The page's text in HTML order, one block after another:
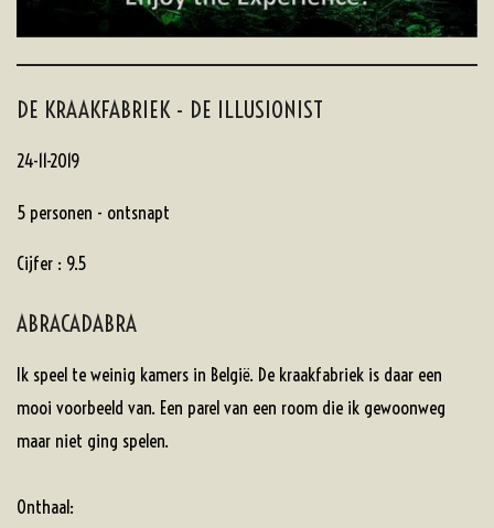
DE KRAAKFABRIEK - DE ILLUSIONIST
24-11-2019
5 personen - ontsnapt
Cijfer : 9.5
ABRACADABRA
Ik speel te weinig kamers in België. De kraakfabriek is daar een
mooi voorbeeld van. Een parel van een room die ik gewoonweg
maar niet ging spelen.
Onthaal: